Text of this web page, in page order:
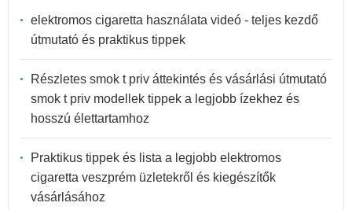
elektromos cigaretta használata videó - teljes kezdő
útmutató és praktikus tippek
Részletes smok t priv áttekintés és vásárlási útmutató
smok t priv modellek tippek a legjobb ízekhez és
hosszú élettartamhoz
Praktikus tippek és lista a legjobb elektromos
cigaretta veszprém üzletekről és kiegészítők
vásárlásához